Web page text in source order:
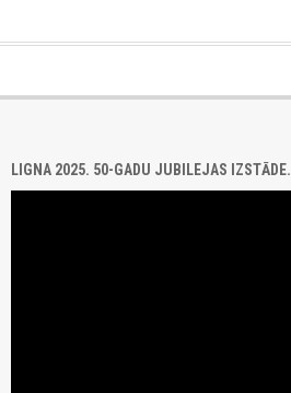
LIGNA 2025. 50-GADU JUBILEJAS IZSTĀDE.